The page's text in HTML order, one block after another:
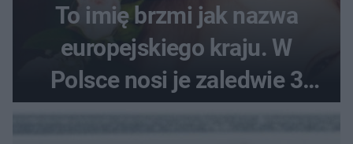
To imię brzmi jak nazwa
europejskiego kraju. W
Polsce nosi je zaledwie 3
kobiety